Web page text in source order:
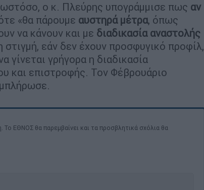
ο κ. Πλεύρης υπογράμμισε πως αν
«θα πάρουμε αυστηρά μέτρα, όπως
να κάνουν και με διαδικασία αναστολής
στιγμή, εάν δεν έχουν προσφυγικό προφίλ,
γίνεται γρήγορα η διαδικασία
και επιστροφής. Τον Φέβρουάριο
ΕΘΝΟΣ θα παρεμβαίνει και τα προσβλητικά σχόλια θα